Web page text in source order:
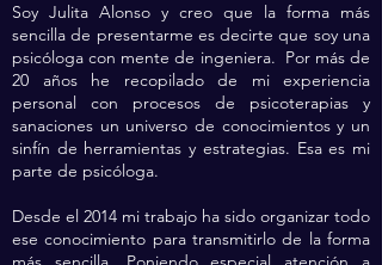
Soy Julita Alonso y creo que la forma más
sencilla de presentarme es decirte que soy una
psicóloga con mente de ingeniera. Por más de
20 años he recopilado de mi experiencia
personal con procesos de psicoterapias y
sanaciones un universo de conocimientos y un
sinfín de herramientas y estrategias. Esa es mi
parte de psicóloga.
Desde el 2014 mi trabajo ha sido organizar todo
ese conocimiento para transmitirlo de la forma